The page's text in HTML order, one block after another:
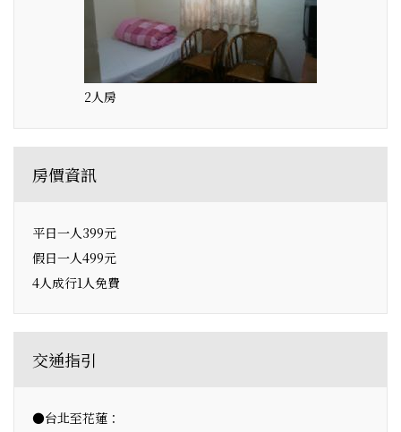
2人房
房價資訊
平日一人399元
假日一人499元
4人成行1人免費
交通指引
●台北至花蓮：